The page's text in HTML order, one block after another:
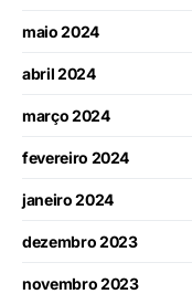
maio 2024
abril 2024
março 2024
fevereiro 2024
janeiro 2024
dezembro 2023
novembro 2023